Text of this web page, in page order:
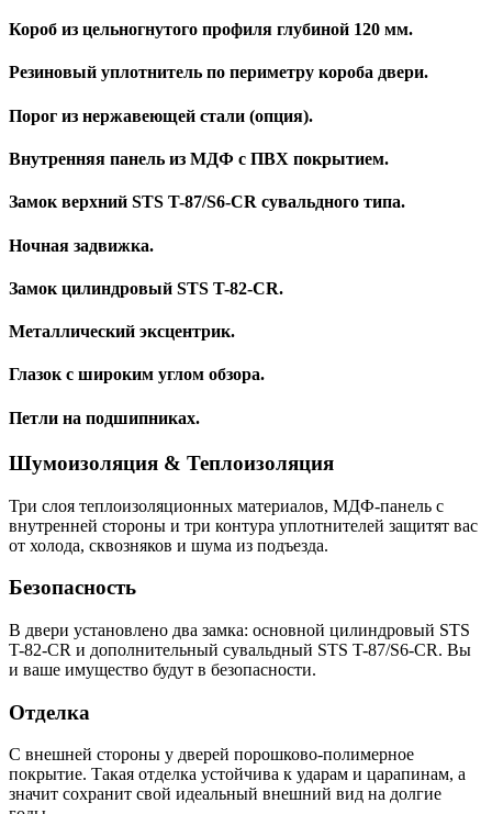
Короб из цельногнутого профиля глубиной 120 мм.
Резиновый уплотнитель по периметру короба двери.
Порог из нержавеющей стали (опция).
Внутренняя панель из МДФ с ПВХ покрытием.
Замок верхний STS T-87/S6-CR сувальдного типа.
Ночная задвижка.
Замок цилиндровый STS T-82-CR.
Металлический эксцентрик.
Глазок с широким углом обзора.
Петли на подшипниках.
Шумоизоляция & Теплоизоляция
Три слоя теплоизоляционных материалов, МДФ-панель с
внутренней стороны и три контура уплотнителей защитят вас
от холода, сквозняков и шума из подъезда.
Безопасность
В двери установлено два замка: основной цилиндровый STS
T-82-CR и дополнительный сувальдный STS T-87/S6-CR. Вы
и ваше имущество будут в безопасности.
Отделка
С внешней стороны у дверей порошково-полимерное
покрытие. Такая отделка устойчива к ударам и царапинам, а
значит сохранит свой идеальный внешний вид на долгие